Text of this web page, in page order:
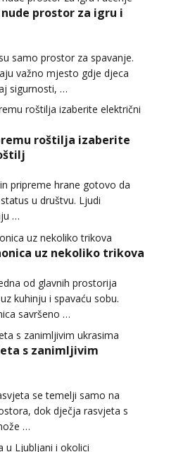
prostor za igru i
samo prostor za spavanje.
važno mjesto gdje djeca
sigurnosti, …
roštilja izaberite
pripreme hrane gotovo da
u društvu. Ljudi
…
uz nekoliko trikova
od glavnih prostorija
kuhinju i spavaću sobu.
savršeno …
s zanimljivim
se temelji samo na
dok dječja rasvjeta s
…